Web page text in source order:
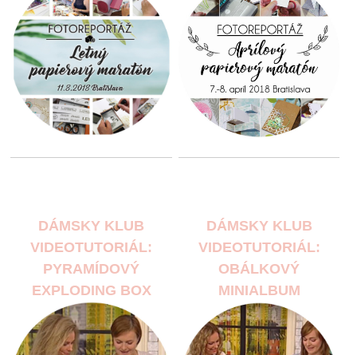
DÁMSKY KLUB
VIDEOTUTORIÁL:
PYRAMÍDOVÝ
EXPLODING BOX
DÁMSKY KLUB
VIDEOTUTORIÁL:
OBÁLKOVÝ
MINIALBUM